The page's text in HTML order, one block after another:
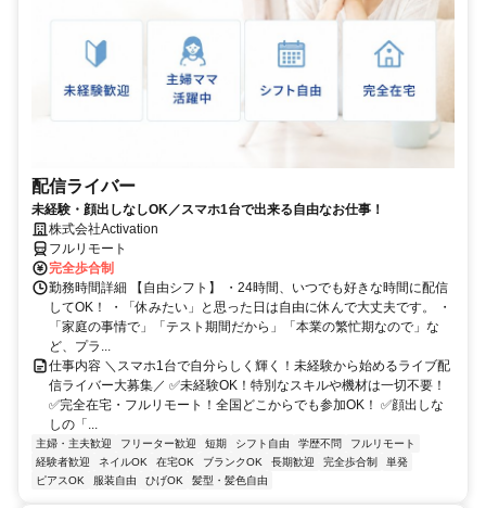
配信ライバー
未経験・顔出しなしOK／スマホ1台で出来る自由なお仕事！
株式会社Activation
フルリモート
完全歩合制
勤務時間詳細 【自由シフト】 ・24時間、いつでも好きな時間に配信
してOK！ ・「休みたい」と思った日は自由に休んで大丈夫です。 ・
「家庭の事情で」「テスト期間だから」「本業の繁忙期なので」な
ど、プラ...
仕事内容 ＼スマホ1台で自分らしく輝く！未経験から始めるライブ配
信ライバー大募集／ ✅未経験OK！特別なスキルや機材は一切不要！
✅完全在宅・フルリモート！全国どこからでも参加OK！ ✅顔出しな
しの「...
主婦・主夫歓迎 フリーター歓迎 短期 シフト自由 学歴不問
フルリモート
経験者歓迎
ネイルOK 在宅OK ブランクOK 長期歓迎 完全歩合制
単発
ピアスOK
服装自由 ひげOK 髪型・髪色自由